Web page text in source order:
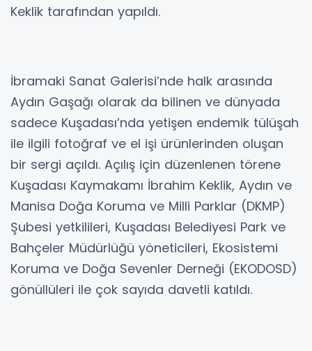
Keklik tarafından yapıldı.
İbramaki Sanat Galerisi’nde halk arasında
Aydın Gaşağı olarak da bilinen ve dünyada
sadece Kuşadası’nda yetişen endemik tülüşah
ile ilgili fotoğraf ve el işi ürünlerinden oluşan
bir sergi açıldı. Açılış için düzenlenen törene
Kuşadası Kaymakamı İbrahim Keklik, Aydın ve
Manisa Doğa Koruma ve Milli Parklar (DKMP)
Şubesi yetkilileri, Kuşadası Belediyesi Park ve
Bahçeler Müdürlüğü yöneticileri, Ekosistemi
Koruma ve Doğa Sevenler Derneği (EKODOSD)
gönüllüleri ile çok sayıda davetli katıldı.